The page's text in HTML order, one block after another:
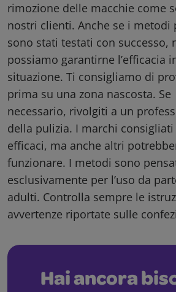
rimozione delle macchie come
nostri clienti. Anche se i metodi
sono stati testati con successo,
possiamo garantirne l’efficacia
situazione. Ti consigliamo di
prima su una zona nascosta. Se
necessario, rivolgiti a un
della pulizia. I marchi consigliati
efficaci, ma anche altri
funzionare. I metodi sono
esclusivamente per l’uso da
adulti. Controlla sempre le
avvertenze riportate sulle
Hai ancora